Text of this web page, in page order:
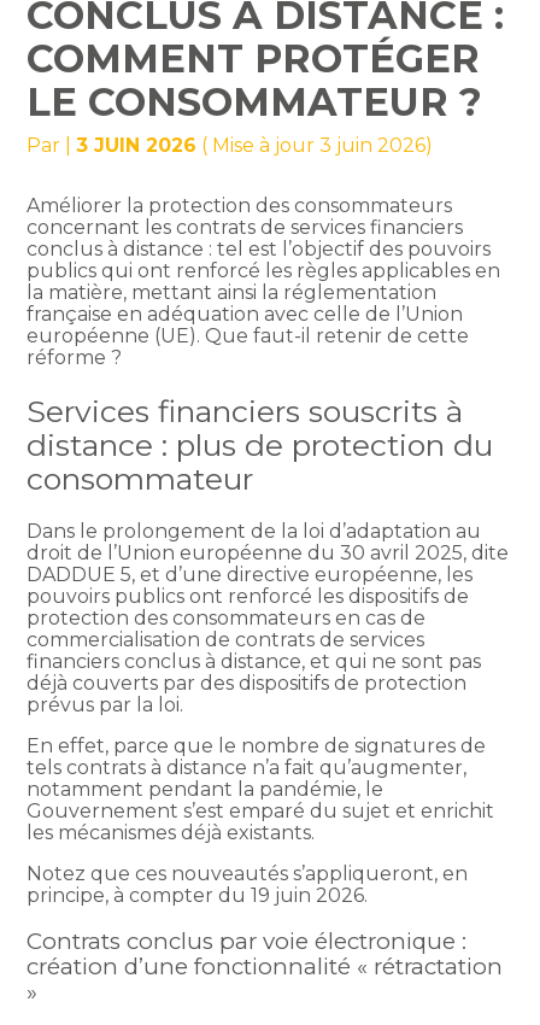
CONCLUS À DISTANCE :
COMMENT PROTÉGER
LE CONSOMMATEUR ?
Par |3 JUIN 2026 ( Mise à jour 3 juin 2026)
Améliorer la protection des consommateurs
concernant les contrats de services financiers
conclus à distance : tel est l’objectif des pouvoirs
publics qui ont renforcé les règles applicables en
la matière, mettant ainsi la réglementation
française en adéquation avec celle de l’Union
européenne (UE). Que faut-il retenir de cette
réforme ?
Services financiers souscrits à
distance : plus de protection du
consommateur
Dans le prolongement de la loi d’adaptation au
droit de l’Union européenne du 30 avril 2025, dite
DADDUE 5, et d’une directive européenne, les
pouvoirs publics ont renforcé les dispositifs de
protection des consommateurs en cas de
commercialisation de contrats de services
financiers conclus à distance, et qui ne sont pas
déjà couverts par des dispositifs de protection
prévus par la loi.
En effet, parce que le nombre de signatures de
tels contrats à distance n’a fait qu’augmenter,
notamment pendant la pandémie, le
Gouvernement s’est emparé du sujet et enrichit
les mécanismes déjà existants.
Notez que ces nouveautés s’appliqueront, en
principe, à compter du 19 juin 2026.
Contrats conclus par voie électronique :
création d’une fonctionnalité « rétractation
»